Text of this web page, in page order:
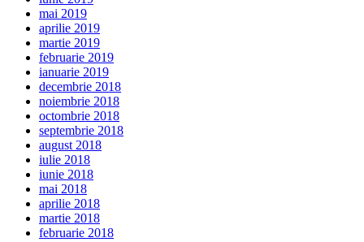
mai 2019
aprilie 2019
martie 2019
februarie 2019
ianuarie 2019
decembrie 2018
noiembrie 2018
octombrie 2018
septembrie 2018
august 2018
iulie 2018
iunie 2018
mai 2018
aprilie 2018
martie 2018
februarie 2018